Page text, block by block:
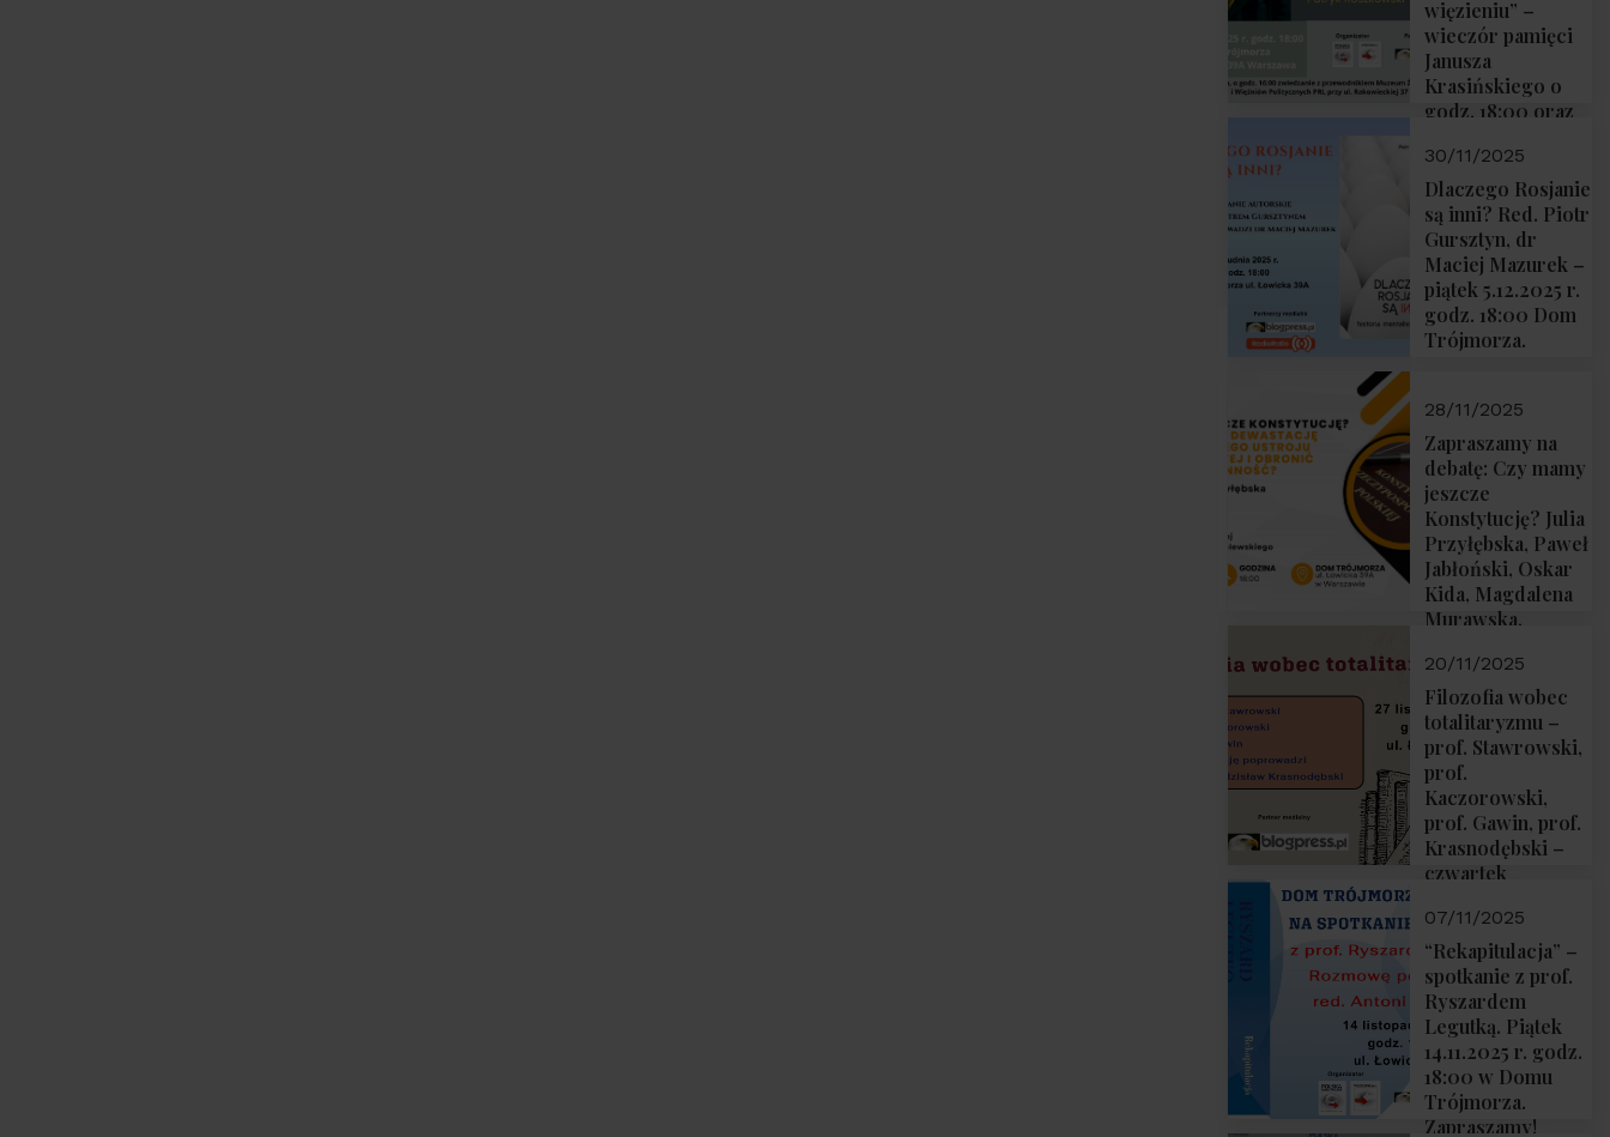
więzieniu” –
wieczór pamięci
Janusza
Krasińskiego o
godz. 18:00 oraz
Muzeum
Żołnierzy
Wyklętych i
Więźniów
Politycznych PRL
o godz. 16:00 – 19
grudnia 2025 r.
30/11/2025
Dlaczego Rosjanie
są inni? Red. Piotr
Gursztyn, dr
Maciej Mazurek –
piątek 5.12.2025 r.
godz. 18:00 Dom
Trójmorza.
28/11/2025
Zapraszamy na
debatę: Czy mamy
jeszcze
Konstytucję? Julia
Przyłębska, Paweł
Jabłoński, Oskar
Kida, Magdalena
Murawska,
Sobolewski – 4
grudnia 2025 r.
godz. 18:00.
20/11/2025
Filozofia wobec
totalitaryzmu –
prof. Stawrowski,
prof.
Kaczorowski,
prof. Gawin, prof.
Krasnodębski –
czwartek
18:00
07/11/2025
“Rekapitulacja” –
spotkanie z prof.
Ryszardem
Legutką. Piątek
14.11.2025 r. godz.
18:00 w Domu
Trójmorza.
Zapraszamy!